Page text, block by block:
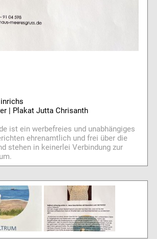
| Plakat Jutta Chrisanth
ist ein werbefreies und unabhängiges
ehrenamtlich und frei über die
stehen in keinerlei Verbindung zur